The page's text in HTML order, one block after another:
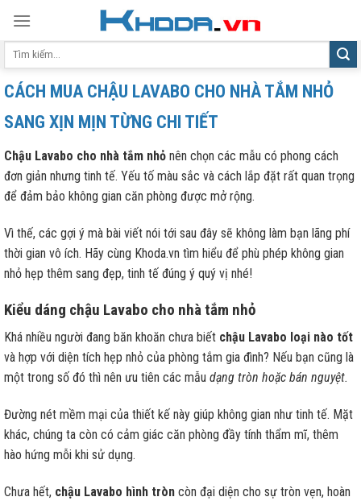
content
CÁCH MUA CHẬU LAVABO CHO NHÀ TẮM NHỎ
SANG XỊN MỊN TỪNG CHI TIẾT
Chậu Lavabo cho nhà tắm nhỏ nên chọn các mẫu có phong cách
đơn giản nhưng tinh tế. Yếu tố màu sắc và cách lắp đặt rất quan trọng
để đảm bảo không gian căn phòng được mở rộng.
Vì thế, các gợi ý mà bài viết nói tới sau đây sẽ không làm bạn lãng phí
thời gian vô ích. Hãy cùng Khoda.vn tìm hiểu để phù phép không gian
nhỏ hẹp thêm sang đẹp, tinh tế đúng ý quý vị nhé!
Kiểu dáng chậu Lavabo cho nhà tắm nhỏ
Khá nhiều người đang băn khoăn chưa biết chậu Lavabo loại nào tốt
và hợp với diện tích hẹp nhỏ của phòng tắm gia đình? Nếu bạn cũng là
một trong số đó thì nên ưu tiên các mẫu dạng tròn hoặc bán nguyệt.
Đường nét mềm mại của thiết kế này giúp không gian như tinh tế. Mặt
khác, chúng ta còn có cảm giác căn phòng đầy tính thẩm mĩ, thêm
hào hứng mỗi khi sử dụng.
Chưa hết, chậu Lavabo hình tròn còn đại diện cho sự tròn vẹn, hoàn